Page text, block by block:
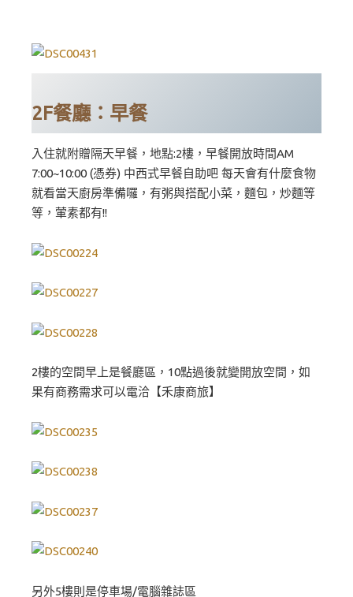
2F餐廳：早餐
入住就附贈隔天早餐，地點:2樓，早餐開放時間AM
7:00~10:00 (憑券) 中西式早餐自助吧 每天會有什麼食物
就看當天廚房準備囉，有粥與搭配小菜，麵包，炒麵等
等，葷素都有!!
2樓的空間早上是餐廳區，10點過後就變開放空間，如
果有商務需求可以電洽【禾康商旅】
另外5樓則是停車場/電腦雜誌區